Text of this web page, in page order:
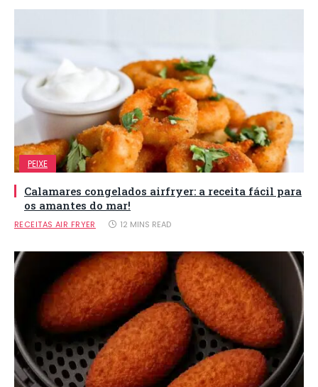
PEIXE
Calamares congelados airfryer: a receita fácil para
os amantes do mar!
RECEITAS AIR FRYER 12 MINS READ